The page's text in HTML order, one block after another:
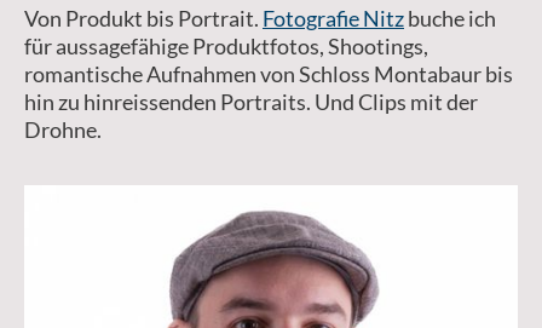
Von Produkt bis Portrait. Fotografie Nitzbuche ich
für aussagefähige Produktfotos, Shootings,
romantische Aufnahmen von Schloss Montabaur bis
hin zu hinreissenden Portraits. Und Clips mit der
Drohne.